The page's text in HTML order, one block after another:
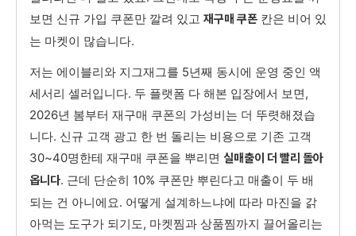
보면 신규 가입 쿠폰만 깔려 있고 재구매 쿠폰 칸은 비어 있
는 마켓이 많습니다.
저는 에이블리와 지그재그를 5년째 동시에 운영 중인 액
세서리 셀러입니다. 두 플랫폼 다 해본 입장에서 보면,
2026년 봄부터 재구매 쿠폰의 가성비는 더 뚜렷해졌습
니다. 신규 고객 광고 한 번 돌리는 비용으로 기존 고객
30~40명한테 재구매 쿠폰을 뿌리면 실매출이 더 빨리 돌아
옵니다. 근데 단순히 10% 쿠폰만 뿌린다고 매출이 두 배
되는 건 아니에요. 어떻게 설계하느냐에 따라 마진을 갉
아먹는 도구가 되기도, 마켓찜과 상품찜까지 끌어올리는